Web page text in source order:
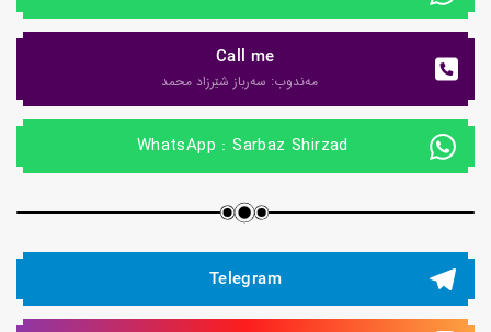
Call me
مه‌ندوب: سه‌رباز شێرزاد محمد
Telegram